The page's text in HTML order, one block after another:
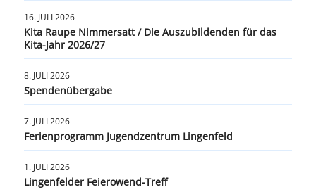
16. JULI 2026
Kita Raupe Nimmersatt / Die Auszubildenden für das
Kita-Jahr 2026/27
8. JULI 2026
Spendenübergabe
7. JULI 2026
Ferienprogramm Jugendzentrum Lingenfeld
1. JULI 2026
Lingenfelder Feierowend-Treff